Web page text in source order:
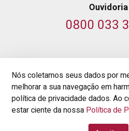
Nós coletamos seus dados por
melhorar a sua navegação em
política de privacidade dados. Ao
estar ciente da nossa Política de
Ouvidoria
0800 033
© 2026 Banco do
CNPJ 07.237.373/
Av. Dr. Silas Munguba, 5.700-
Cep 60.743-